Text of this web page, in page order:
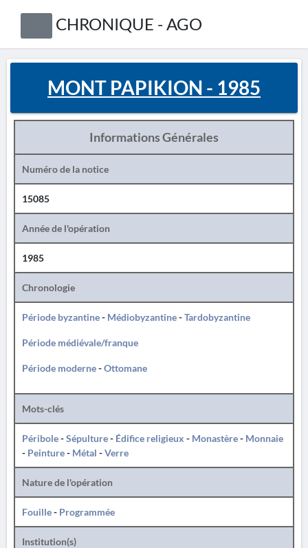
CHRONIQUE - AGO
MONT PAPIKION - 1985
Informations Générales
Numéro de la notice
15085
Année de l'opération
1985
Chronologie
Période byzantine- Médiobyzantine-Tardobyzantine
Période médiévale/franque
Période moderne-Ottomane
Mots-clés
Péribole-Sépulture- Édifice religieux - Monastère- Monnaie
- Peinture- Métal -Verre
Nature de l'opération
Fouille- Programmée
Institution(s)